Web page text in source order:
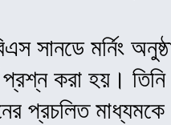
সানডে মর্নিং
প্রশ্ন করা হয়।
প্রচলিত